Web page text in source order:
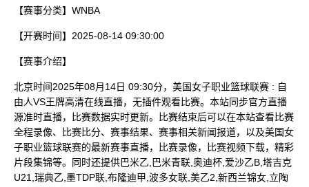
【赛事分类】 WNBA
【开赛时间】 2025-08-14 09:30:00
【赛事介绍】
北京时间2025年08月14日 09:30分，美国女子职业篮球联赛 : 自
由人VS王牌高清在线直播，无插件观看比赛。本站同步官方直播
源准时直播，比赛数据实时更新。比赛结束后可以在本站查看比赛
全程录像、比赛比分、赛事结果、赛事相关新闻报道，以及美国女
子职业篮球联赛的最新赛事直播，比赛录像，比赛视频下载，精彩
片段集锦等。同时还提供巴米乙,巴米青联,奥迪杯,爱沙乙B,塔吉克
U21,瑞典乙,墨TDP联,布隆迪甲,波多女联,美乙2,新西兰锦女,立陶